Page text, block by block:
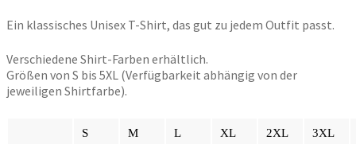
Ein klassisches Unisex T-Shirt, das gut zu jedem Outfit passt.
Verschiedene Shirt-Farben erhältlich.
Größen von S bis 5XL (Verfügbarkeit abhängig von der
jeweiligen Shirtfarbe).
S M L XL 2XL 3XL